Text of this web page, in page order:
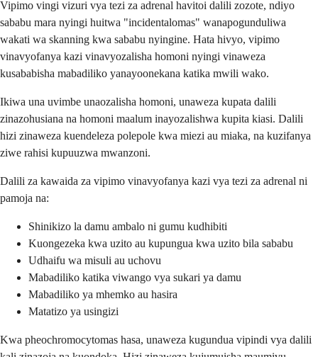
Vipimo vingi vizuri vya tezi za adrenal havitoi dalili zozote, ndiyo
sababu mara nyingi huitwa "incidentalomas" wanapogunduliwa
wakati wa skanning kwa sababu nyingine. Hata hivyo, vipimo
vinavyofanya kazi vinavyozalisha homoni nyingi vinaweza
kusababisha mabadiliko yanayoonekana katika mwili wako.
Ikiwa una uvimbe unaozalisha homoni, unaweza kupata dalili
zinazohusiana na homoni maalum inayozalishwa kupita kiasi. Dalili
hizi zinaweza kuendeleza polepole kwa miezi au miaka, na kuzifanya
ziwe rahisi kupuuzwa mwanzoni.
Dalili za kawaida za vipimo vinavyofanya kazi vya tezi za adrenal ni
pamoja na:
Shinikizo la damu ambalo ni gumu kudhibiti
Kuongezeka kwa uzito au kupungua kwa uzito bila sababu
Udhaifu wa misuli au uchovu
Mabadiliko katika viwango vya sukari ya damu
Mabadiliko ya mhemko au hasira
Matatizo ya usingizi
Kwa pheochromocytomas hasa, unaweza kugundua vipindi vya dalili